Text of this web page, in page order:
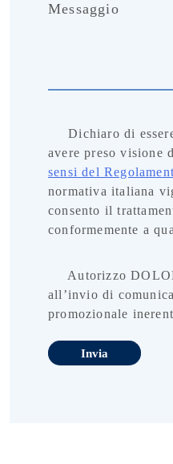
Messaggio
Dichiaro di
avere preso visione
sensi del
normativa italiana
consento il
conformemente a
Autorizzo
all’invio di
promozionale